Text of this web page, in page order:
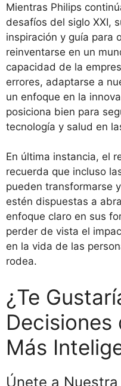
Mientras Philips
desafíos del siglo XXI,
inspiración y guía para
reinventarse en un
capacidad de la
errores, adaptarse a
un enfoque en la
posiciona bien para
tecnología y salud en
En última instancia, el
recuerda que incluso
pueden transformarse
estén dispuestas a
enfoque claro en sus
perder de vista el
en la vida de las
rodea.
¿Te
Decisiones
Más
Únete a